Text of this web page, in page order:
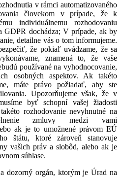
v rámci automatizovaného
človekom v prípade, že k
individuálnemu rozhodovaniu
GDPR dochádza; V prípade, ak by
detailne vás o tom informujeme.
že pokiaľ uvádzame, že sa
znamená to, že vaše
používané na vyhodnocovanie,
osobných aspektov. Ak takéto
máte právo požiadať, aby ste
Upozorňujeme však, že v
byť schopní vašej žiadosti
rozhodovanie nevyhnutné na
zmluvy medzi vami
ak je to umožnené právom EÚ
štátu, ktoré zároveň stanovuje
vašich práv a slobôd, alebo ak je
súhlase.
dozorný orgán, ktorým je Úrad na